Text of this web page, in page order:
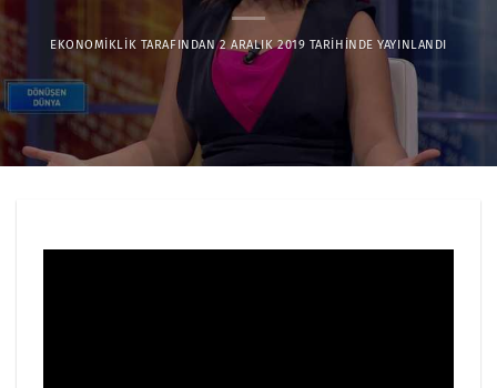
EKONOMIKLIK TARAFINDAN 2 ARALIK 2019 TARIHINDE YAYINLANDI